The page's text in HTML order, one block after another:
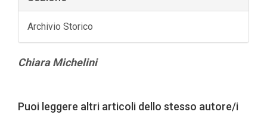
Archivio Storico
Contenuto
Chiara Michelini
dell'articolo
Puoi leggere altri articoli dello stesso autore/i